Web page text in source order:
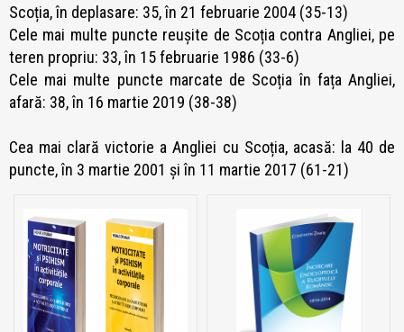
Scoția, în deplasare: 35, în 21 februarie 2004 (35-13)
Cele mai multe puncte reușite de Scoția contra Angliei, pe
teren propriu: 33, în 15 februarie 1986 (33-6)
Cele mai multe puncte marcate de Scoția în fața Angliei,
afară: 38, în 16 martie 2019 (38-38)
Cea mai clară victorie a Angliei cu Scoția, acasă: la 40 de
puncte, în 3 martie 2001 și în 11 martie 2017 (61-21)